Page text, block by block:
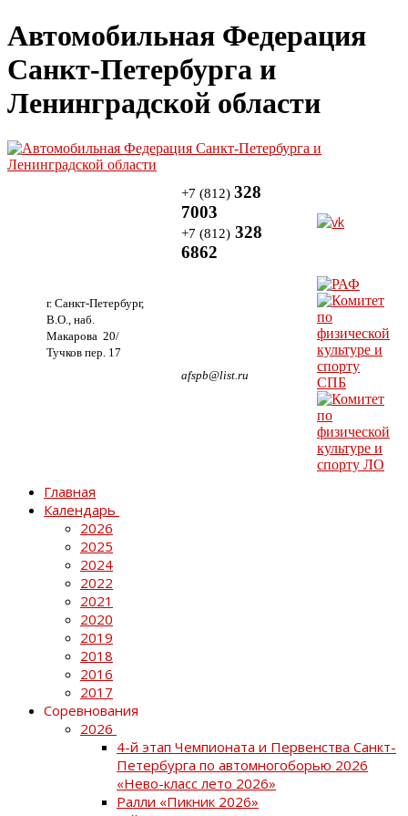
Автомобильная Федерация
Санкт-Петербурга и
Ленинградской области
г. Санкт-Петербург,
В.О., наб.
Макарова 20/
Тучков пер. 17
+7 (812) 328
7003
+7 (812) 328
6862
afspb@list.ru
Главная
Календарь
2026
2025
2024
2022
2021
2020
2019
2018
2016
2017
Соревнования
2026
4-й этап Чемпионата и Первенства Санкт-
Петербурга по автомногоборью 2026
«Нево-класс лето 2026»
Ралли «Пикник 2026»